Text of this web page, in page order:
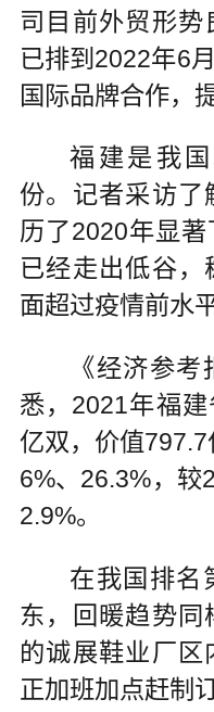
司目前外贸形势
已排到2022年6
国际品牌合作，
福建是我
份。记者采访了
历了2020年显
已经走出低谷
面超过疫情前水平
《经济参
悉，2021年福
亿双，价值
6%、26.3%，较
2.9%。
在我国排名
东，回暖趋势同
的诚展鞋业厂区
正加班加点赶制